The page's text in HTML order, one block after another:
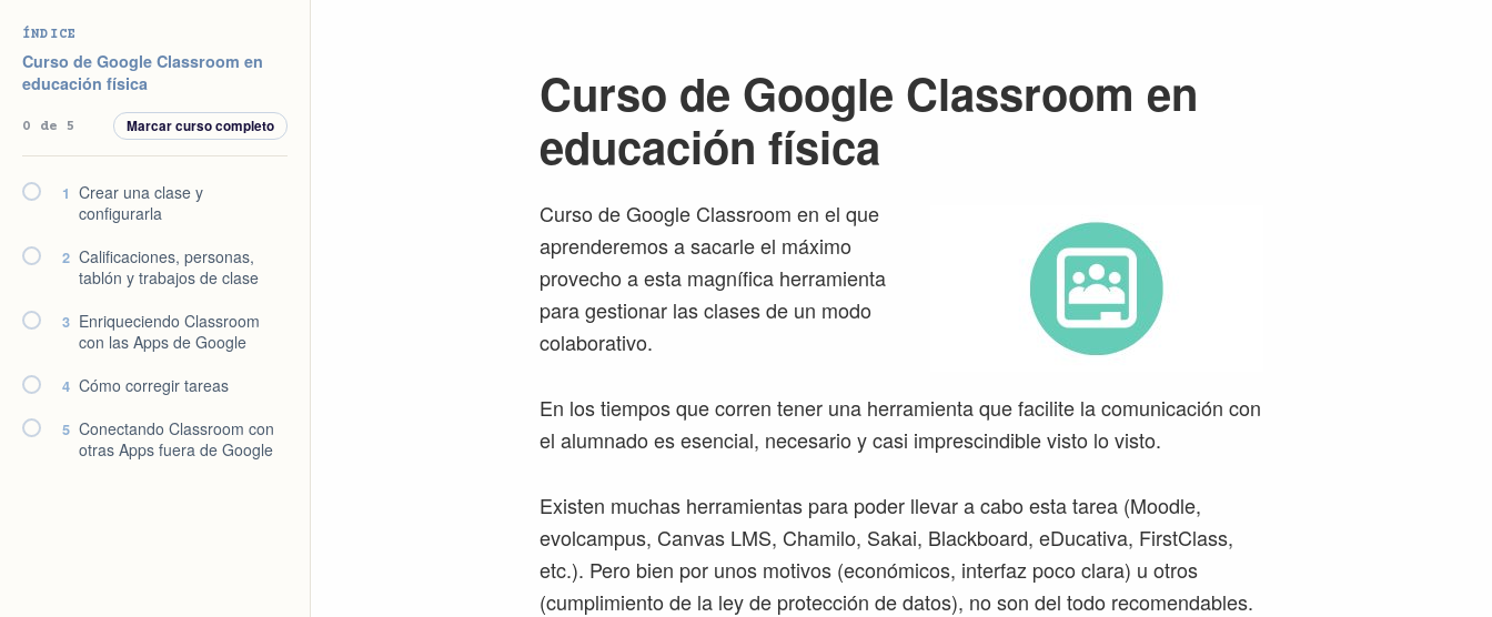
Curso de Google Classroom en
educación física
Curso de Google Classroom en el que
aprenderemos a sacarle el máximo
provecho a esta magnífica herramienta
para gestionar las clases de un modo
colaborativo.
En los tiempos que corren tener una herramienta que facilite la comunicación con
el alumnado es esencial, necesario y casi imprescindible visto lo visto.
Existen muchas herramientas para poder llevar a cabo esta tarea (Moodle,
evolcampus, Canvas LMS, Chamilo, Sakai, Blackboard, eDucativa, FirstClass,
etc.). Pero bien por unos motivos (económicos, interfaz poco clara) u otros
(cumplimiento de la ley de protección de datos), no son del todo recomendables.
ÍNDICE
Curso de Google Classroom en
educación física
0 de 5 Marcar curso completo
1 Crear una clase y
configurarla
2 Calificaciones, personas,
tablón y trabajos de clase
3 Enriqueciendo Classroom
con las Apps de Google
4 Cómo corregir tareas
5 Conectando Classroom con
otras Apps fuera de Google